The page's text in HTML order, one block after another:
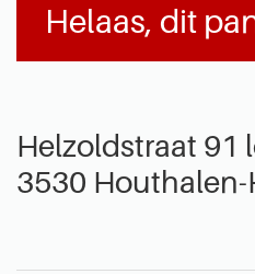
Helaas, dit
Helzoldstraat 91
3530